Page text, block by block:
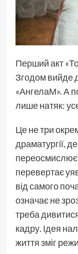
Перший акт
Згодом вийде
«АнгелаМ». А
лише натяк:
Це не три
драматургії,
переосмислює
перевертає
від самого
означає не
треба
кадру. Ідея
життя зміг